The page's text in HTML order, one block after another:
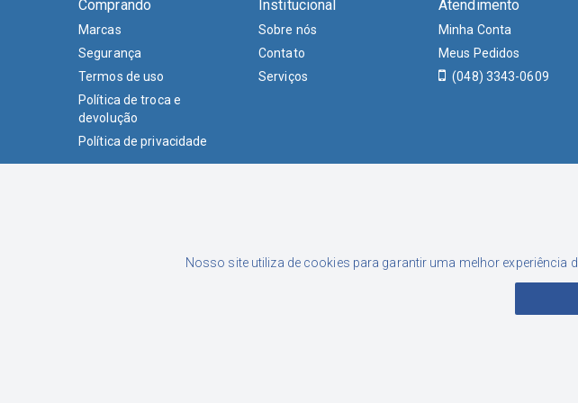
Nosso site utiliza de cookies para garantir uma melhor
Comprando
Marcas
Segurança
Termos de uso
Política de troca e
devolução
Política de privacidade
Institucional
Sobre nós
Contato
Serviços
Atendimento
Minha Conta
Meus Pedidos
(048) 3343-0609
Formas de Pagamento